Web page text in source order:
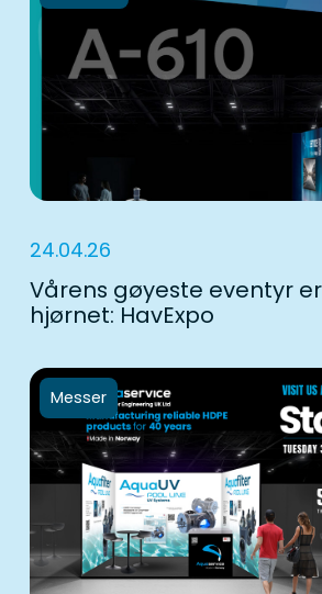
24.04.26
Vårens gøyeste eventyr
hjørnet: HavExpo
Messer